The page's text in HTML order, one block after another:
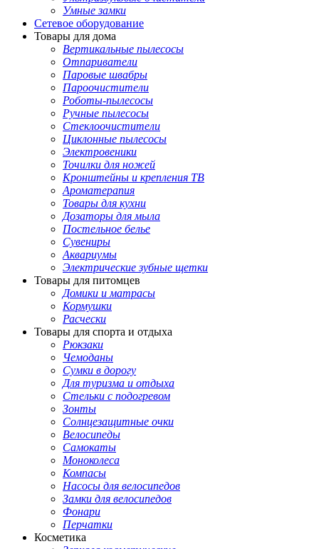
Умные замки
Сетевое оборудование
Товары для дома
Вертикальные пылесосы
Отпариватели
Паровые швабры
Пароочистители
Роботы-пылесосы
Ручные пылесосы
Стеклоочистители
Циклонные пылесосы
Электровеники
Точилки для ножей
Кронштейны и крепления ТВ
Ароматерапия
Товары для кухни
Дозаторы для мыла
Постельное белье
Сувениры
Аквариумы
Электрические зубные щетки
Товары для питомцев
Домики и матрасы
Кормушки
Расчески
Товары для спорта и отдыха
Рюкзаки
Чемоданы
Сумки в дорогу
Для туризма и отдыха
Стельки с подогревом
Зонты
Солнцезащитные очки
Велосипеды
Самокаты
Моноколеса
Компасы
Насосы для велосипедов
Замки для велосипедов
Фонари
Перчатки
Косметика